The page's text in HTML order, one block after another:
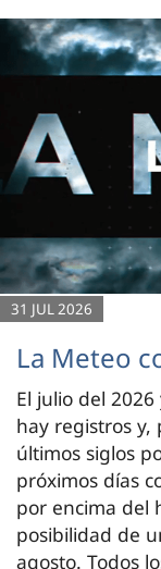
31 JUL 2026
La Meteo
El julio del
hay registros
últimos siglos
próximos días
por encima del
posibilidad de
agosto. Todos